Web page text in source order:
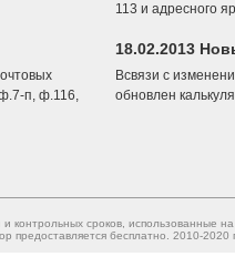
113 и адресного
п, ф.116,
18.02.2013
Всвязи с
обновлен
контрольных сроков, использованные
предоставляется бесплатно. 2010-2020